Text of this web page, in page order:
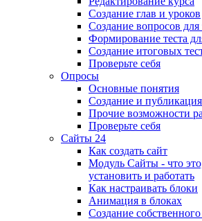
Создание глав и уроков
Создание вопросов для
Формирование теста
Создание итоговых
Проверьте себя
Опросы
Основные понятия
Создание и
Прочие возможности
Проверьте себя
Сайты 24
Как создать сайт
Модуль Сайты - что
установить и работать
Как настраивать блоки
Анимация в блоках
Создание